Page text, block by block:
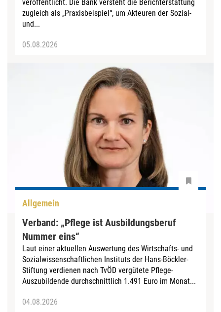
veröffentlicht. Die Bank versteht die Berichterstattung
zugleich als „Praxisbeispiel“, um Akteuren der Sozial-
und...
05.08.2026
Allgemein
Verband: „Pflege ist Ausbildungsberuf
Nummer eins“
Laut einer aktuellen Auswertung des Wirtschafts- und
Sozialwissenschaftlichen Instituts der Hans-Böckler-
Stiftung verdienen nach TvÖD vergütete Pflege-
Auszubildende durchschnittlich 1.491 Euro im Monat...
04.08.2026